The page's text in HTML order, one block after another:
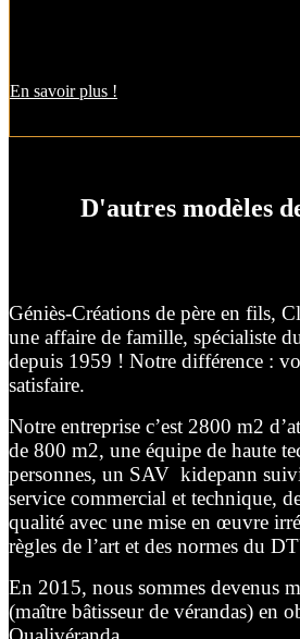
En savoir plus !
D'autres modèles
Géniès-Créations de père en fils,
une affaire de famille, spécialiste
depuis 1959 ! Notre différence :
satisfaire.
Notre entreprise c’est 2800 m2
de 800 m2, une équipe de haute
personnes, un SAV kidepann
service commercial et technique,
qualité avec une mise en œuvre
règles de l’art et des normes du
En 2015, nous sommes devenus
(maître bâtisseur de vérandas) en